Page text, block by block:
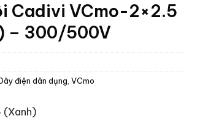
Cadivi VCmo-2×2.5
– 300/500V
điện dân dụng VCmo
(Xanh)